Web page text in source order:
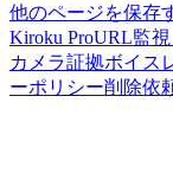
他のページを保存
Kiroku ProURL監
カメラ証拠ボイス
ーポリシー削除依